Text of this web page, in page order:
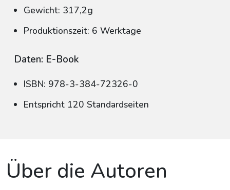
Gewicht: 317,2g
Produktionszeit: 6 Werktage
Daten: E-Book
ISBN: 978-3-384-72326-0
Entspricht 120 Standardseiten
Über die Autoren